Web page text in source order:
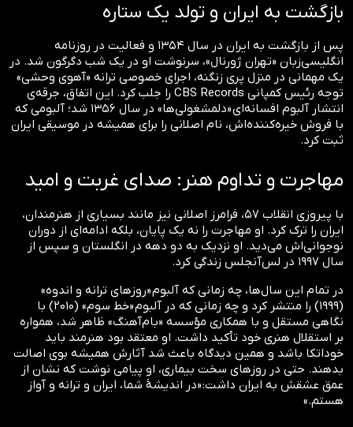
بازگشت به ایران و تولد یک ستاره
پس از بازگشت به ایران در سال ۱۳۵۴ و فعالیت در روزنامه
انگلیسی‌زبان «تهران ژورنال»، سرنوشت او در یک شب دگرگون شد. در
یک مهمانی در منزل پری زنگنه، اجرای خصوصی ترانه «آهوی وحشی»
توجه رئیس کمپانی CBS Records را جلب کرد. این اتفاق، جرقه‌ی
انتشار آلبوم افسانه‌ای «دلمشغولی‌ها» در سال ۱۳۵۶ شد؛ آلبومی که
با فروش خیره‌کننده‌اش، نام اصلانی را برای همیشه در موسیقی ایران
ثبت کرد.
مهاجرت و تداوم هنر: صدای غربت و امید
با پیروزی انقلاب ۵۷، فرامرز اصلانی نیز مانند بسیاری از هنرمندان،
ایران را ترک کرد. او مهاجرت را نه یک پایان، بلکه ادامه‌ای از دوران
نوجوانی‌اش می‌دید. او نزدیک به دو دهه در انگلستان و سپس از
سال ۱۹۹۷ در لس‌آنجلس زندگی کرد.
در تمام این سال‌ها، چه زمانی که آلبوم «روزهای ترانه و اندوه»
(۱۹۹۹) را منتشر کرد و چه زمانی که در آلبوم «خط سوم» (۲۰۱۰) با
نگاهی مستقل و با همکاری مؤسسه «بام‌آهنگ» ظاهر شد، همواره
بر استقلال هنری خود تأکید داشت. او معتقد بود هنرمند باید
خوداتکا باشد و همین دیدگاه باعث شد آثارش همیشه بوی اصالت
بدهند. حتی در روزهای سخت بیماری، او پیامی نوشت که نشان از
عمق عشقش به ایران داشت: «در اندیشهٔ شما، ایران و ترانه و آواز
هستم.»